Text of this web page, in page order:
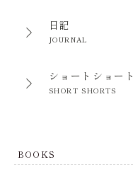
日記
JOURNAL
ショートショート
SHORT SHORTS
BOOKS